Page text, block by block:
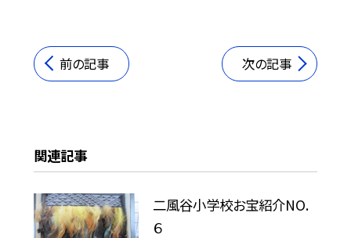
前の記事 次の記事
関連記事
二風谷小学校お宝紹介NO.
６